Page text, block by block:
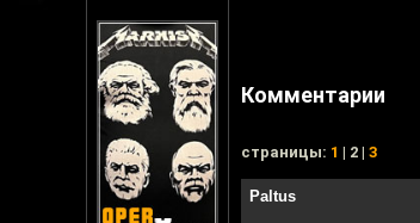
Комментарии
cтраницы: 1 | 2 | 3
Paltus